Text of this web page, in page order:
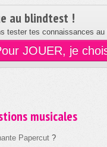
au blindtest !
tester tes connaissances
JOUER, je
musicales
Papercut ?